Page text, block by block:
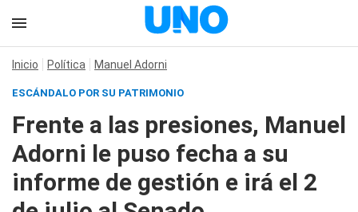
Inicio Política Manuel Adorni
ESCÁNDALO POR SU PATRIMONIO
Frente a las presiones, Manuel
Adorni le puso fecha a su
informe de gestión e irá el 2